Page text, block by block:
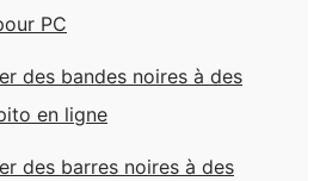
PC
des bandes noires à des
en ligne
des barres noires à des